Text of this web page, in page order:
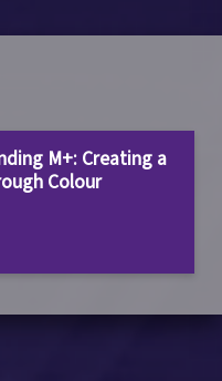
M+: Creating a
Colour